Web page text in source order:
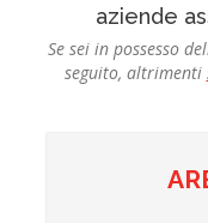
aziende
Se sei in possesso
seguito, altrimenti